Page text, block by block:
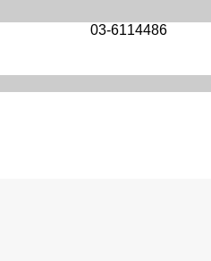
03-6114486